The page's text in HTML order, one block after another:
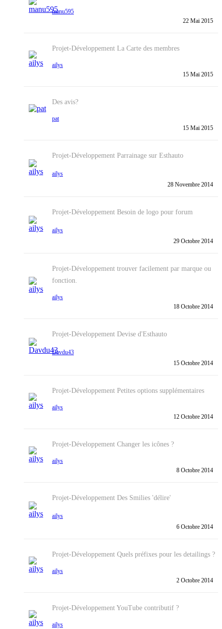
manu595
22 Mai 2015
Projet-Développement La Carte des membres
ailys
15 Mai 2015
Des avis?
pat
15 Mai 2015
Projet-Développement Parrainage sur Esthauto
ailys
28 Novembre 2014
Projet-Développement Besoin de logo pour forum
ailys
29 Octobre 2014
Projet-Développement trouver facilement par marque ou
fonction.
ailys
18 Octobre 2014
Projet-Développement Devise d'Esthauto
Davdu43
15 Octobre 2014
Projet-Développement Petites options supplémentaires
ailys
12 Octobre 2014
Projet-Développement Changer les icônes ?
ailys
8 Octobre 2014
Projet-Développement Des Smilies 'délire'
ailys
6 Octobre 2014
Projet-Développement Quels préfixes pour les detailings ?
ailys
2 Octobre 2014
Projet-Développement YouTube contributif ?
ailys